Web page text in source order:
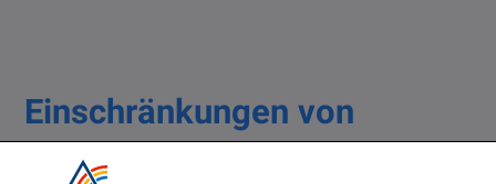
Einschränkungen von
RHEL7/OL7 (Stand 2025)